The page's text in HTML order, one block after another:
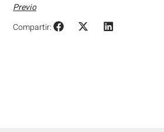
Previo
Compartir: